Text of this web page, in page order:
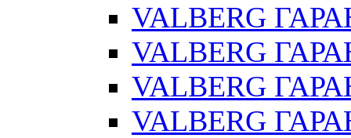
VALBERG
VALBERG
VALBERG
VALBERG